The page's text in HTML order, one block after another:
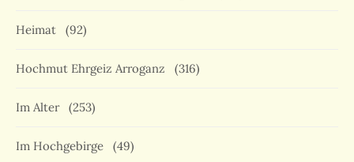
Heimat (92)
Hochmut Ehrgeiz Arroganz (316)
Im Alter (253)
Im Hochgebirge (49)